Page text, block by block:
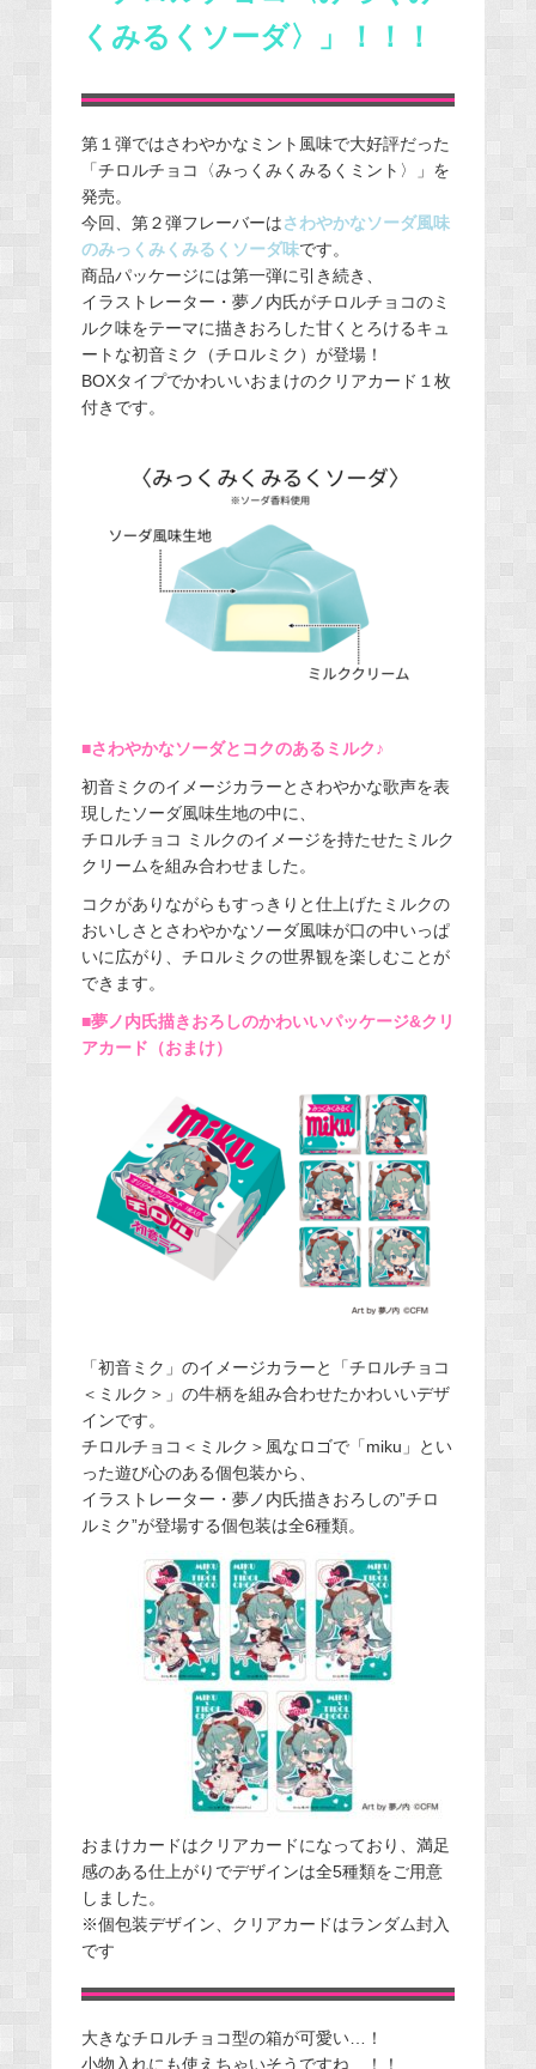
くみるくソーダ〉」！！！
第１弾ではさわやかなミント風味で大好評だった
「チロルチョコ〈みっくみくみるくミント〉」を
発売。
今回、第２弾フレーバーはさわやかなソーダ風味
のみっくみくみるくソーダ味です。
商品パッケージには第一弾に引き続き、
イラストレーター・夢ノ内氏がチロルチョコのミ
ルク味をテーマに描きおろした甘くとろけるキュ
ートな初音ミク（チロルミク）が登場！
BOXタイプでかわいいおまけのクリアカード１枚
付きです。
■さわやかなソーダとコクのあるミルク♪
初音ミクのイメージカラーとさわやかな歌声を表
現したソーダ風味生地の中に、
チロルチョコ ミルクのイメージを持たせたミルク
クリームを組み合わせました。
コクがありながらもすっきりと仕上げたミルクの
おいしさとさわやかなソーダ風味が口の中いっぱ
いに広がり、チロルミクの世界観を楽しむことが
できます。
■夢ノ内氏描きおろしのかわいいパッケージ&クリ
アカード（おまけ）
「初音ミク」のイメージカラーと「チロルチョコ
＜ミルク＞」の牛柄を組み合わせたかわいいデザ
インです。
チロルチョコ＜ミルク＞風なロゴで「miku」とい
った遊び心のある個包装から、
イラストレーター・夢ノ内氏描きおろしの”チロ
ルミク”が登場する個包装は全6種類。
おまけカードはクリアカードになっており、満足
感のある仕上がりでデザインは全5種類をご用意
しました。
※個包装デザイン、クリアカードはランダム封入
です
大きなチロルチョコ型の箱が可愛い…！
小物入れにも使えちゃいそうですね…！！